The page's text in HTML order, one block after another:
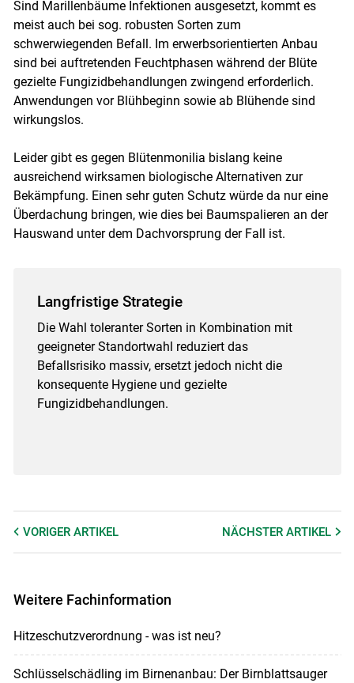
Sind Marillenbäume Infektionen ausgesetzt, kommt es
meist auch bei sog. robusten Sorten zum
schwerwiegenden Befall. Im erwerbsorientierten Anbau
sind bei auftretenden Feuchtphasen während der Blüte
gezielte Fungizidbehandlungen zwingend erforderlich.
Anwendungen vor Blühbeginn sowie ab Blühende sind
wirkungslos.
Leider gibt es gegen Blütenmonilia bislang keine
ausreichend wirksamen biologische Alternativen zur
Bekämpfung. Einen sehr guten Schutz würde da nur eine
Überdachung bringen, wie dies bei Baumspalieren an der
Hauswand unter dem Dachvorsprung der Fall ist.
Langfristige Strategie
Die Wahl toleranter Sorten in Kombination mit
geeigneter Standortwahl reduziert das
Befallsrisiko massiv, ersetzt jedoch nicht die
konsequente Hygiene und gezielte
Fungizidbehandlungen.
VORIGER ARTIKEL NÄCHSTERARTIKEL
Weitere Fachinformation
Hitzeschutzverordnung - was ist neu?
Schlüsselschädling im Birnenanbau: Der Birnblattsauger